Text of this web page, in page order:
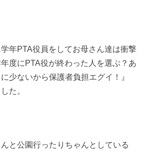
年PTA役員をしてお母さん達は衝撃
度にPTA役が終わった人を選ぶ？あ
少ないから保護者負担エグイ！』
た。
んと公園行ったりちゃんとしている